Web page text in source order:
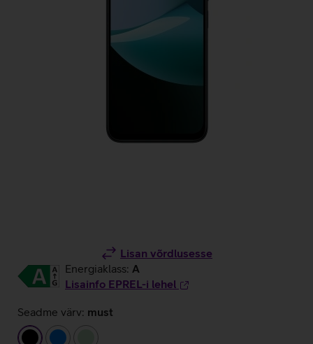
Lisan võrdlusesse
Energiaklass: A
Lisainfo EPREL-i lehel
Seadme värv: must
must
sinine